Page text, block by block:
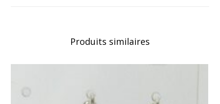
Produits similaires